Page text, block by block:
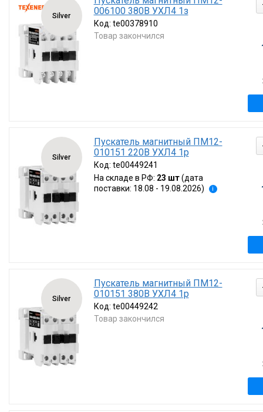
Silver
006100 380В УХЛ4 1з
Код: te00378910
Товар закончился
Silver
Пускатель магнитный ПМ12-
010151 220В УХЛ4 1р
Код: te00449241
На складе в РФ: 23 шт (дата
поставки: 18.08 - 19.08.2026)
i
Silver
Пускатель магнитный ПМ12-
010151 380В УХЛ4 1р
Код: te00449242
Товар закончился